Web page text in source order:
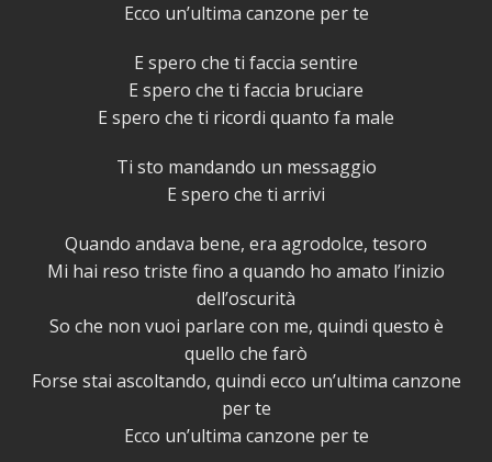
Ecco un’ultima canzone per te
E spero che ti faccia sentire
E spero che ti faccia bruciare
E spero che ti ricordi quanto fa male
Ti sto mandando un messaggio
E spero che ti arrivi
Quando andava bene, era agrodolce, tesoro
Mi hai reso triste fino a quando ho amato l’inizio
dell’oscurità
So che non vuoi parlare con me, quindi questo è
quello che farò
Forse stai ascoltando, quindi ecco un’ultima canzone
per te
Ecco un’ultima canzone per te